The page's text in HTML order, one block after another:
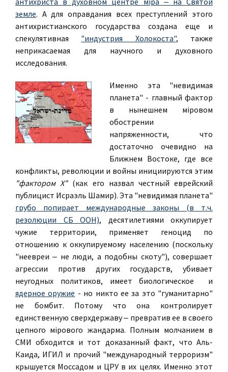
земле. А для оправдания всех преступлений этого
антихристианского государства создана еще и
спекулятивная "индустрия Холокоста", также
неприкасаемая для научного и духовного
исследования.
Именно эта "невидимая
планета" - главный фактор
в нынешнем мiровом
обострении
напряженности, что
достаточно очевидно на
Ближнем Востоке, где все
конфликты, революции и войны инициируются этим
"фактором Х"(как его назвал честный еврейский
публицист Исраэль Шамир). Эта "невидимая планета"
грубо попирает международные законы (в т.ч.
резолюции СБ ООН), десятилетиями оккупирует
чужие территории, применяет геноцид по
отношению к оккупируемому населению (поскольку
"неевреи ‒ не люди, а подобны скоту"), совершает
агрессии против других государств, убивает
неугодных политиков, имеет биологическое и
ядерное оружие - но никто ее за это "гуманитарно"
не бомбит. Потому что она контролирует
единственную сверхдержаву ‒ превратив ее в своего
цепного мiрового жандарма. Полным молчанием в
СМИ обходится и тот доказанный факт, что Аль-
Каида, ИГИЛ и прочий "международный терроризм"
крышуется Моссадом и ЦРУ в их целях. Именно этот